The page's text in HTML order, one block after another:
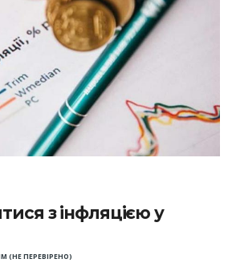
з інфляцією у
(НЕ ПЕРЕВІРЕНО)